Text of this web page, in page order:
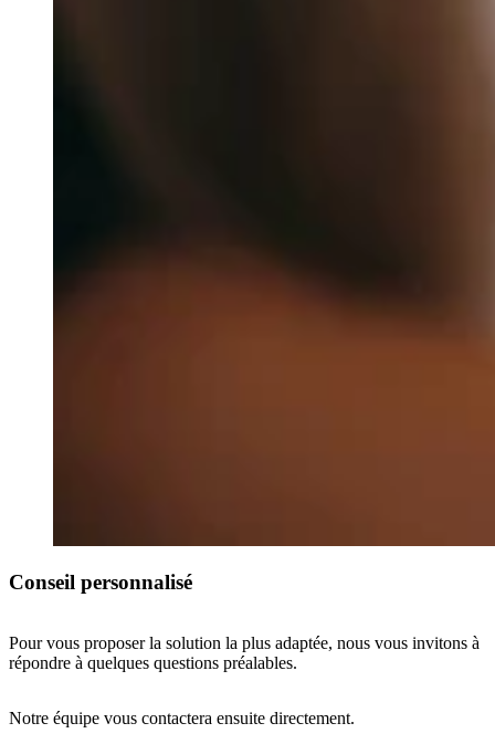
Conseil personnalisé
Pour vous proposer la solution la plus adaptée, nous vous invitons à
répondre à quelques questions préalables.
Notre équipe vous contactera ensuite directement.